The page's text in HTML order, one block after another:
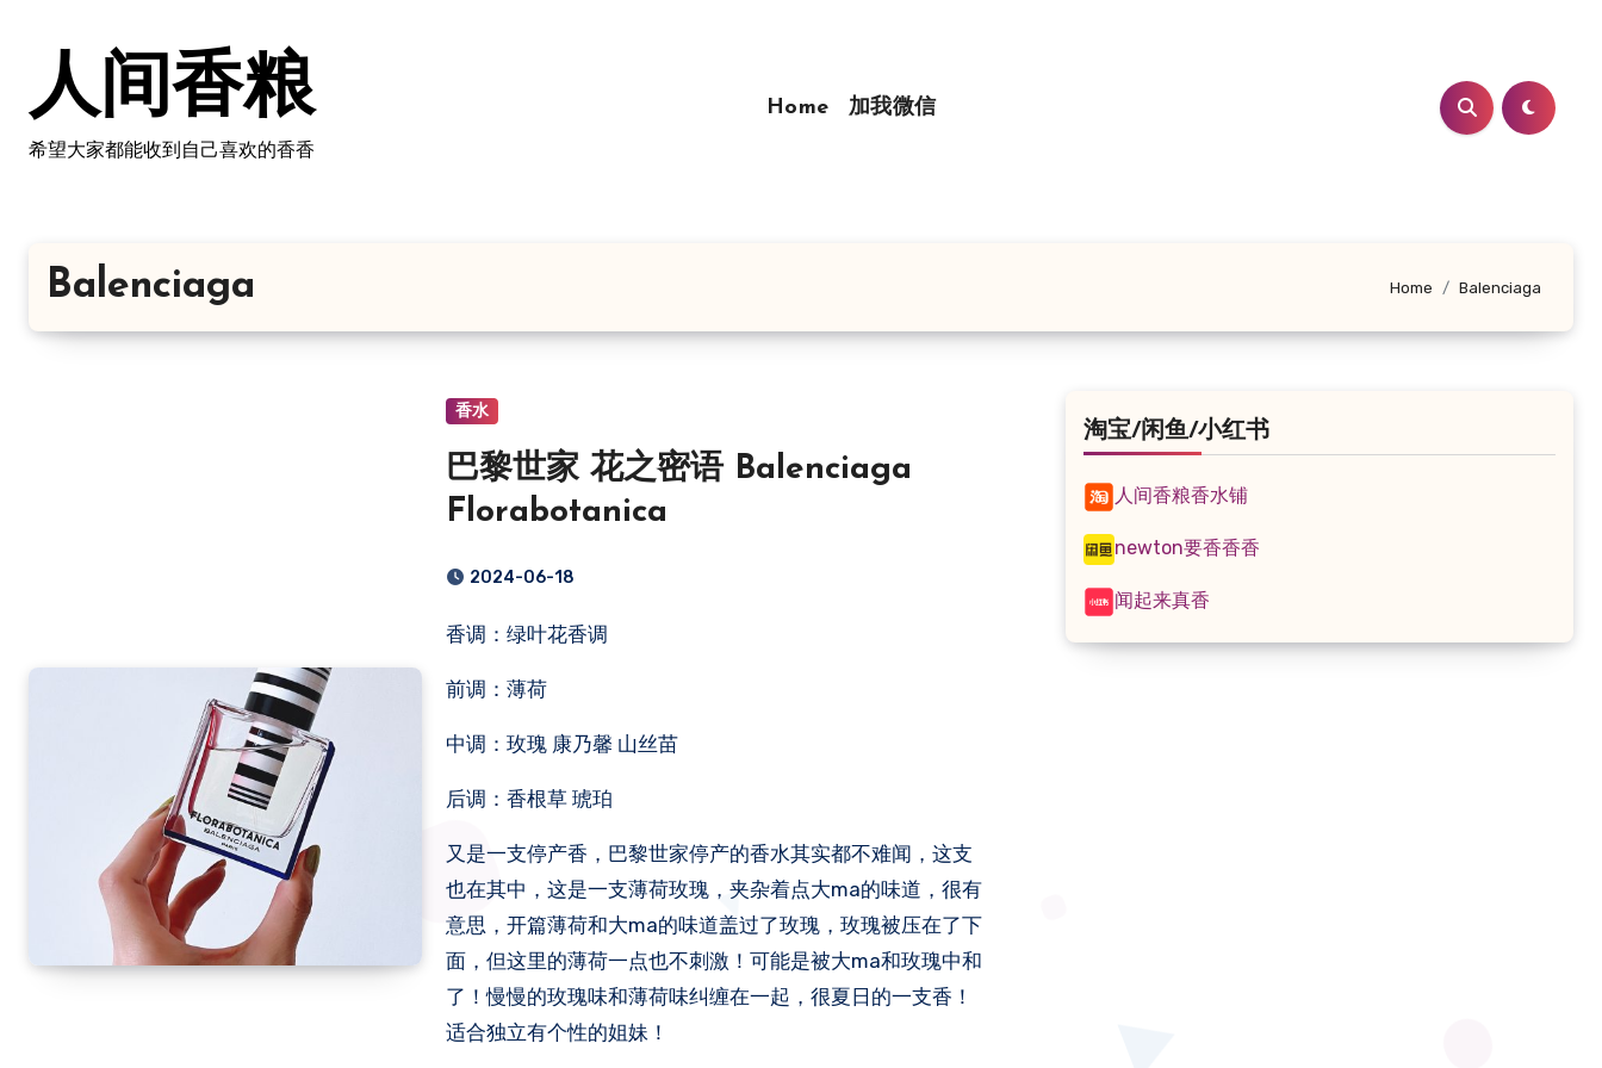
人间香粮
希望大家都能收到自己喜欢的香香
Home 加我微信
Balenciaga Home Balenciaga
香水
巴黎世家 花之密语 Balenciaga
Florabotanica
2024-06-18
香调：绿叶花香调
前调：薄荷
中调：玫瑰 康乃馨 山丝苗
后调：香根草 琥珀
又是一支停产香，巴黎世家停产的香水其实都不难闻，这支
也在其中，这是一支薄荷玫瑰，夹杂着点大ma的味道，很有
意思，开篇薄荷和大ma的味道盖过了玫瑰，玫瑰被压在了下
面，但这里的薄荷一点也不刺激！可能是被大ma和玫瑰中和
了！慢慢的玫瑰味和薄荷味纠缠在一起，很夏日的一支香！
适合独立有个性的姐妹！
淘宝/闲鱼/小红书
人间香粮香水铺
newton要香香香
闻起来真香